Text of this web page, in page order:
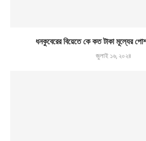
ধনকুবেরের বিয়েতে কে কত টাকা মূল্যের
জুলাই ১৬, ২০২৪